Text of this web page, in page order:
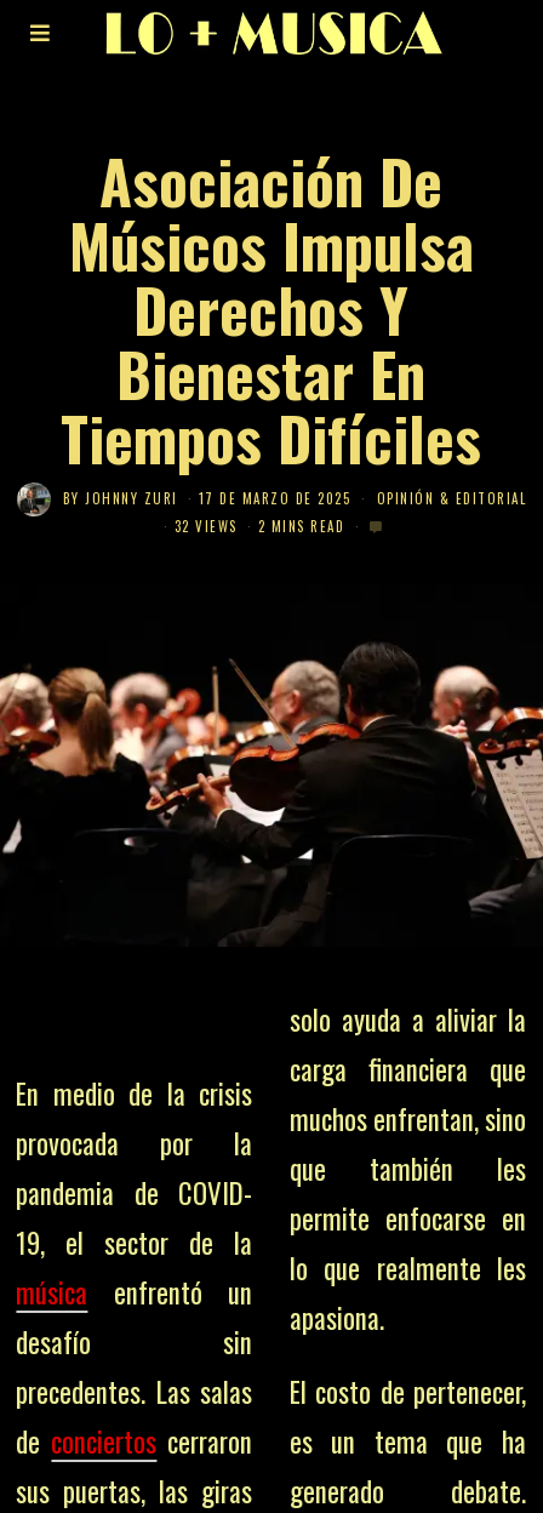
Asociación De
Músicos Impulsa
Derechos Y
Bienestar En
Tiempos Difíciles
BYJOHNNY ZURI 17 DE MARZO DE 2025
OPINIÓN & EDITORIAL
32 VIEWS
2 MINS READ
En medio de la crisis
provocada por la
pandemia de COVID-
19, el sector de la
música enfrentó un
desafío sin
precedentes. Las salas
de conciertos cerraron
sus puertas, las giras
solo ayuda a aliviar la
carga financiera que
muchos enfrentan, sino
que también les
permite enfocarse en
lo que realmente les
apasiona.
El costo de pertenecer,
es un tema que ha
generado debate.